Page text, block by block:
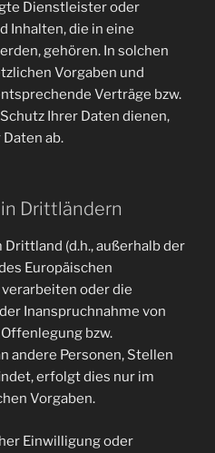
Dienstleister oder
Inhalten, die in eine
gehören. In solchen
Vorgaben und
Verträge bzw.
Ihrer Daten dienen,
ab.
Drittländern
(d.h., außerhalb der
Europäischen
oder die
Inanspruchnahme von
bzw.
andere Personen, Stellen
erfolgt dies nur im
Vorgaben.
Einwilligung oder